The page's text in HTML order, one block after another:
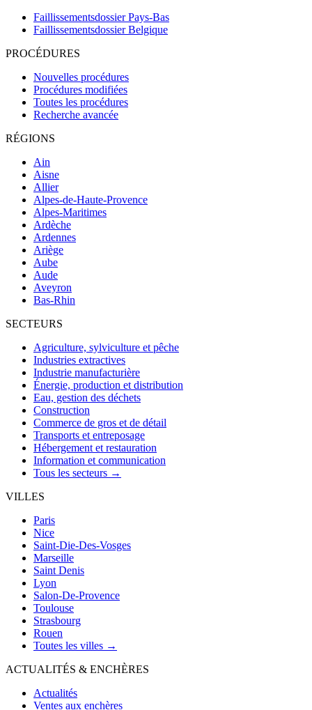
Faillissementsdossier Pays-Bas
Faillissementsdossier Belgique
PROCÉDURES
Nouvelles procédures
Procédures modifiées
Toutes les procédures
Recherche avancée
RÉGIONS
Ain
Aisne
Allier
Alpes-de-Haute-Provence
Alpes-Maritimes
Ardèche
Ardennes
Ariège
Aube
Aude
Aveyron
Bas-Rhin
SECTEURS
Agriculture, sylviculture et pêche
Industries extractives
Industrie manufacturière
Énergie, production et distribution
Eau, gestion des déchets
Construction
Commerce de gros et de détail
Transports et entreposage
Hébergement et restauration
Information et communication
Tous les secteurs →
VILLES
Paris
Nice
Saint-Die-Des-Vosges
Marseille
Saint Denis
Lyon
Salon-De-Provence
Toulouse
Strasbourg
Rouen
Toutes les villes →
ACTUALITÉS & ENCHÈRES
Actualités
Ventes aux enchères